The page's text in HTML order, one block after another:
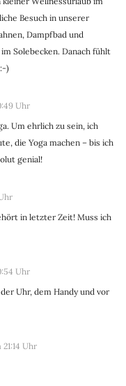
Besuch in unserer
Dampfbad und
Solebecken. Danach fühlt
)
Uhr
Um ehrlich zu sein, ich
die Yoga machen – bis ich
genial!
in letzter Zeit! Muss ich
Uhr
Uhr, dem Handy und vor
Uhr